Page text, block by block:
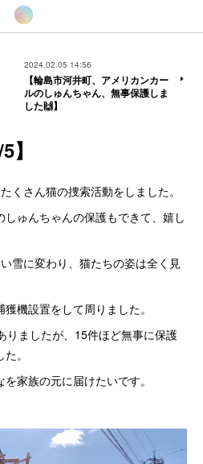
2024.02.05 14:56
【輪島市河井町、アメリカンカー
ルのしゅんちゃん、無事保護しま
した🙌】
】
くさん猫の捜索活動をしました。
ゅんちゃんの保護もできて、嬉し
雪に変わり、猫たちの姿は全く見
機設置をして周りました。
りましたが、15件ほど無事に保護
。
家族の元に届けたいです。